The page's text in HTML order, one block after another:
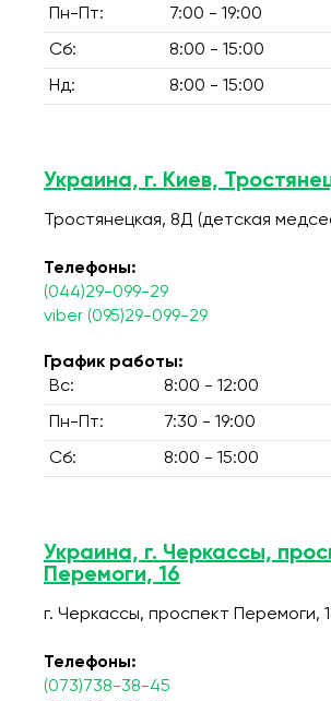
Пн-Пт:
7:00 - 19:00
Сб: 8:00 - 15:00
Нд: 8:00 - 15:00
Украина, г. Киев,
Тростянецкая, 8Д (детская
Телефоны:
(044)29-099-29
viber (095)29-099-29
График работы:
Вс:
8:00 - 12:00
Пн-Пт: 7:30 - 19:00
Сб: 8:00 - 15:00
Украина, г. Черкассы,
Перемоги, 16
г. Черкассы, проспект Перемоги,
Телефоны:
(073)738-38-45